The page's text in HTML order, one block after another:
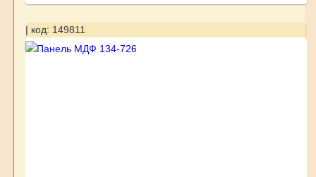
| код: 149811